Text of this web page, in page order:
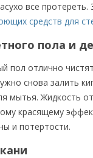
все
средств для
пола и
пол отлично
снова залить
мытья. Жидкость
красящему
и потертости.